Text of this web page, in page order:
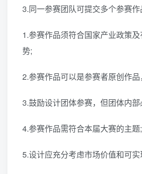
3.同一参赛团队可提交多个参赛
1.参赛作品须符合国家产业政策
势;
2.参赛作品可以是参赛者原创作
3.鼓励设计团体参赛，但团体内
4.参赛作品需符合本届大赛的主题;
5.设计应充分考虑市场价值和可实